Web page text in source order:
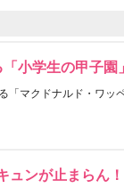
小学生の甲子園」
「マクドナルド・ワッ
ュンが止まらん！